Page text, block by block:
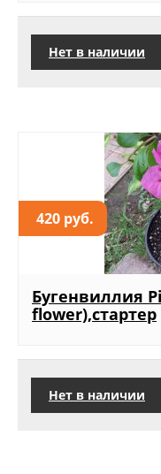
Нет в наличии
420 руб.
Бугенвиллия
flower),стартер
Нет в наличии